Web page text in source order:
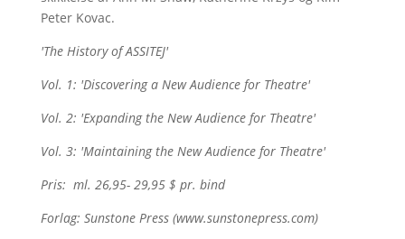
Peter Kovac.
'The History of ASSITEJ'
Vol. 1: 'Discovering a New Audience for Theatre'
Vol. 2: 'Expanding the New Audience for Theatre'
Vol. 3: 'Maintaining the New Audience for Theatre'
Pris: ml. 26,95- 29,95 $ pr. bind
Forlag: Sunstone Press (www.sunstonepress.com)